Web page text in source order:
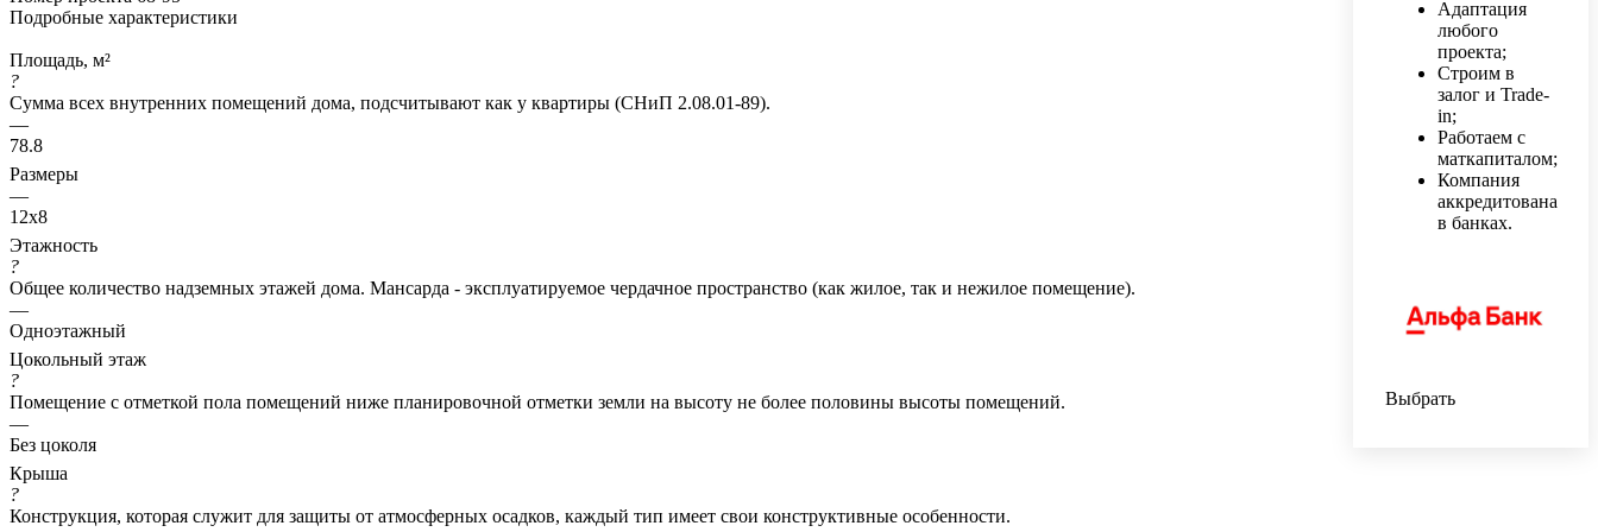
Адаптация
любого
проекта;
Строим в
залог и Trade-
in;
Работаем с
маткапиталом;
Компания
аккредитована
в банках.
Выбрать
Подробные характеристики
Площадь, м²
?
Сумма всех внутренних помещений дома, подсчитывают как у квартиры (СНиП 2.08.01-89).
—
78.8
Размеры
—
12x8
Этажность
?
Общее количество надземных этажей дома. Мансарда - эксплуатируемое чердачное пространство (как жилое, так и нежилое помещение).
—
Одноэтажный
Цокольный этаж
?
Помещение с отметкой пола помещений ниже планировочной отметки земли на высоту не более половины высоты помещений.
—
Без цоколя
Крыша
?
Конструкция, которая служит для защиты от атмосферных осадков, каждый тип имеет свои конструктивные особенности.